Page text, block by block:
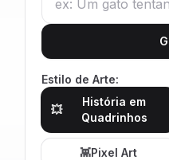
Estilo de Arte:
💥
História em
Quadrinhos
👾Pixel Art